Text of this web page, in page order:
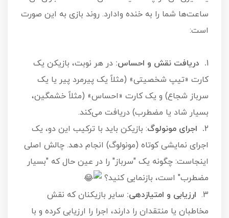
ساعت‌ها شما را به خنده وادارد. روند بازی به این صورت
است:
1. دریافت نقش و احساس: در هر نوبت، بازیکن یک
کارت «تیپ شخصیتی» (مثلاً یک پیرمرد پیر یا یک
سرباز شجاع) و یک کارت «احساس» (مثلاً خشمگین،
بسیار شاد یا مضطرب) دریافت می‌کند.
2. اجرای مونولوگ: بازیکن باید با ترکیب این دو، یک
اجرای نمایشی کوتاه (مونولوگ) انجام دهد. چالش اصلی
اینجاست: چگونه یک "سرباز" را در عین حال که "بسیار
مضطرب" است، بازنمایی کنید؟
3.
ارزیابی و امتیازدهی: سایر بازیکنان که نقش
مخاطبان یا منتقدان را دارند، اجرا را ارزیابی کرده و با